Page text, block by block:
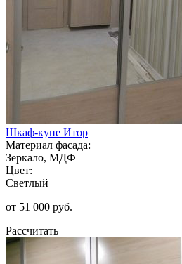
Шкаф-купе Итор
Материал фасада:
Зеркало, МДФ
Цвет:
Светлый
от 51 000 руб.
Рассчитать